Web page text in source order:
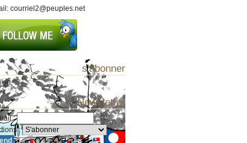
courriel2@peuples.net
s'abonner
Newsletter
:
: